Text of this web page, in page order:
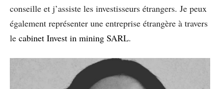
conseille et j’assiste les investisseurs étrangers. Je peux
également représenter une entreprise étrangère à travers
le cabinet Invest in mining SARL.